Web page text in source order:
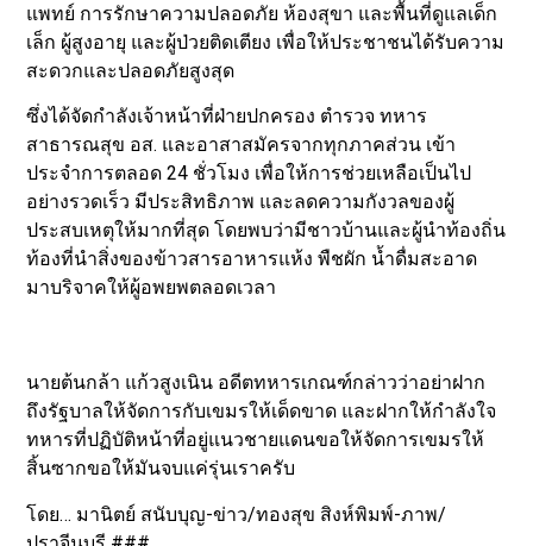
แพทย์ การรักษาความปลอดภัย ห้องสุขา และพื้นที่ดูแลเด็ก
เล็ก ผู้สูงอายุ และผู้ป่วยติดเตียง เพื่อให้ประชาชนได้รับความ
สะดวกและปลอดภัยสูงสุด
ซึ่งได้จัดกำลังเจ้าหน้าที่ฝ่ายปกครอง ตำรวจ ทหาร
สาธารณสุข อส. และอาสาสมัครจากทุกภาคส่วน เข้า
ประจำการตลอด 24 ชั่วโมง เพื่อให้การช่วยเหลือเป็นไป
อย่างรวดเร็ว มีประสิทธิภาพ และลดความกังวลของผู้
ประสบเหตุให้มากที่สุด โดยพบว่ามีชาวบ้านและผู้นำท้องถิ่น
ท้องที่นำสิ่งของข้าวสารอาหารแห้ง พืชผัก น้ำดื่มสะอาด
มาบริจาคให้ผู้อพยพตลอดเวลา
นายต้นกล้า แก้วสูงเนิน อดีตทหารเกณฑ์กล่าวว่าอย่าฝาก
ถึงรัฐบาลให้จัดการกับเขมรให้เด็ดขาด และฝากให้กำลังใจ
ทหารที่ปฏิบัติหน้าที่อยู่แนวชายแดนขอให้จัดการเขมรให้
สิ้นซากขอให้มันจบแค่รุ่นเราครับ
โดย… มานิตย์ สนับบุญ-ข่าว/ทองสุข สิงห์พิมพ์-ภาพ/